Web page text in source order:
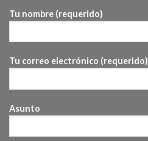
Tu nombre (requerido)
Tu correo electrónico (requerido)
Asunto